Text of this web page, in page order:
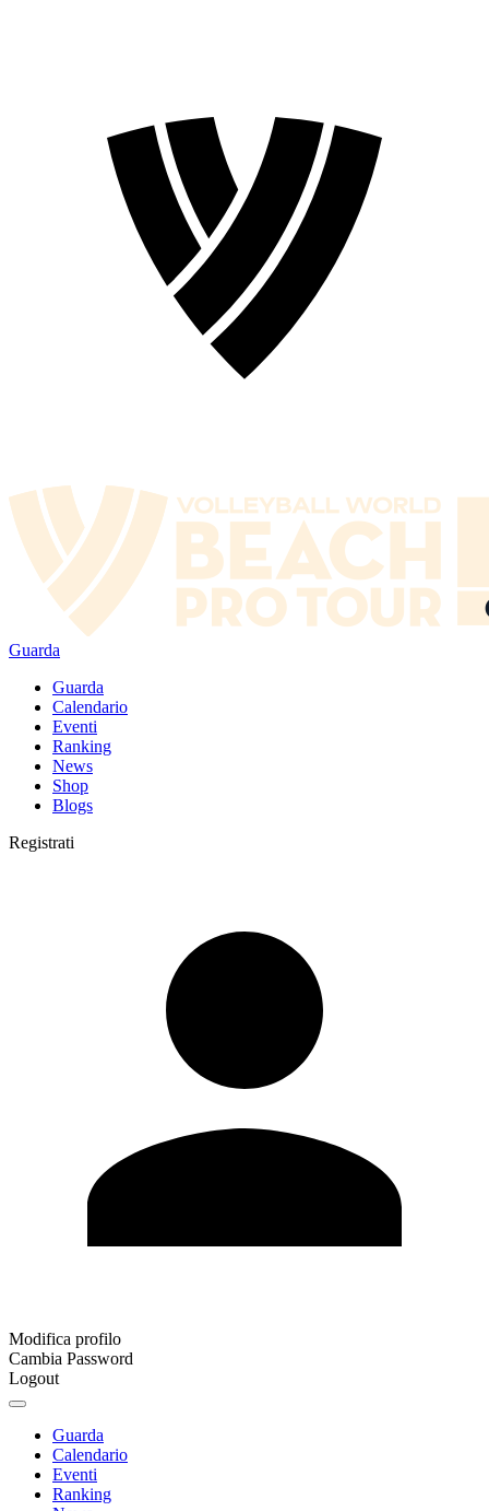
Guarda
Guarda
Calendario
Eventi
Ranking
News
Shop
Blogs
Registrati
Modifica profilo
Cambia Password
Logout
Guarda
Calendario
Eventi
Ranking